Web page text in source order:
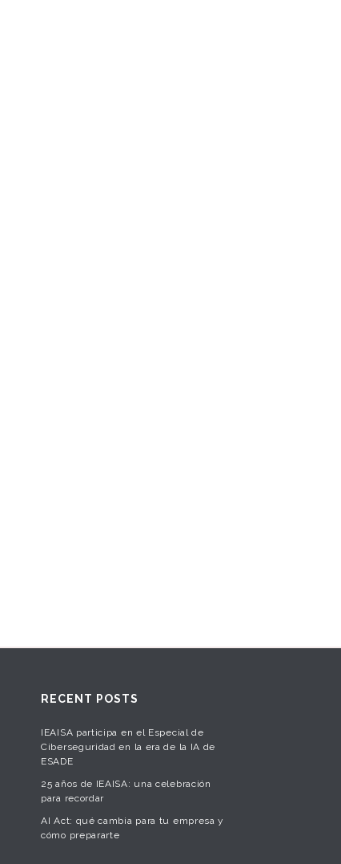
RECENT POSTS
IEAISA participa en el Especial de
Ciberseguridad en la era de la IA de
ESADE
25 años de IEAISA: una celebración
para recordar
AI Act: qué cambia para tu empresa y
cómo prepararte